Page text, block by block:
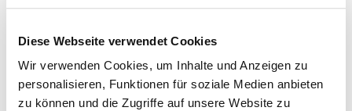
Diese Webseite verwendet Cookies
Wir verwenden Cookies, um Inhalte und Anzeigen zu
personalisieren, Funktionen für soziale Medien anbieten
zu können und die Zugriffe auf unsere Website zu
1 Artikel gefunden